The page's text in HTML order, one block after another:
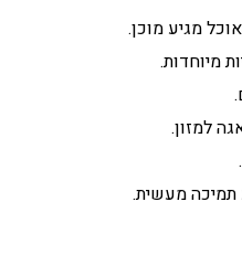
מגיע מוכן.
מיוחדות.
למזון.
מעשית.